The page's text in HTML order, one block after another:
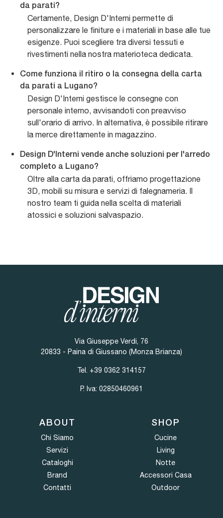
da parati?
Certamente, Design D'Interni permette di
personalizzare le finiture e i materiali in base alle tue
esigenze. Puoi scegliere tra diversi tessuti e
rivestimenti nella nostra materioteca dedicata.
Come funziona il ritiro o la consegna della carta
da parati a Lugano?
Design D'Interni gestisce le consegne con
personale interno, avvisandoti con preavviso
sull'orario di arrivo. In alternativa, è possibile ritirare
la merce direttamente in magazzino.
Design D'Interni vende anche soluzioni per l'arredo
completo a Lugano?
Oltre alla carta da parati, offriamo progettazione
3D, mobili su misura e servizi di falegnameria. Il
nostro team ti guida nella scelta di materiali
atossici e soluzioni salvaspazio.
Via Giuseppe Verdi, 76
20833 - Paina di Giussano (Monza Brianza)
Tel. +39 0362 314157
P. Iva: 02850460961
ABOUT
Chi Siamo
Servizi
Cataloghi
Brand
Contatti
SHOP
Cucine
Living
Notte
Accessori Casa
Outdoor